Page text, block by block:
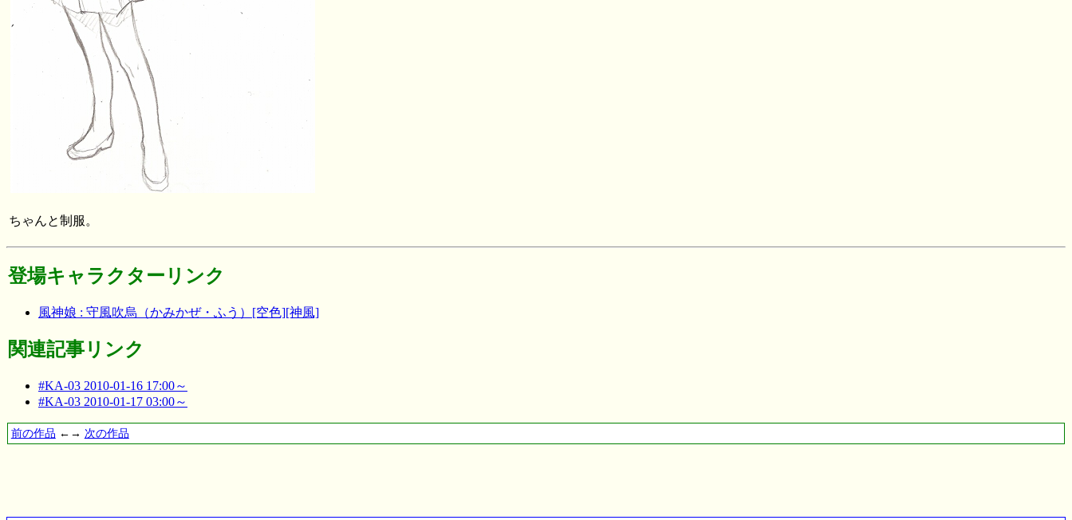
ちゃんと制服。
登場キャラクターリンク
風神娘 : 守風吹烏（かみかぜ・ふう）[空色][神風]
関連記事リンク
#KA-03 2010-01-16 17:00～
#KA-03 2010-01-17 03:00～
前の作品 ←→ 次の作品